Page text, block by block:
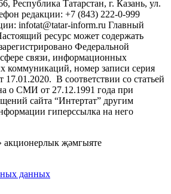
Республика Татарстан, г. Казань, ул.
редакции: +7 (843) 222-0-999
infotat@tatar-inform.ru Главный
ресурс может содержать
Федеральной
связи, информационных
коммуникаций, номер записи серия
В соответствии со статьей
о СМИ от 27.12.1991 года при
сайта “Интертат” другим
гиперссылка на него
җәмгыяте
данных